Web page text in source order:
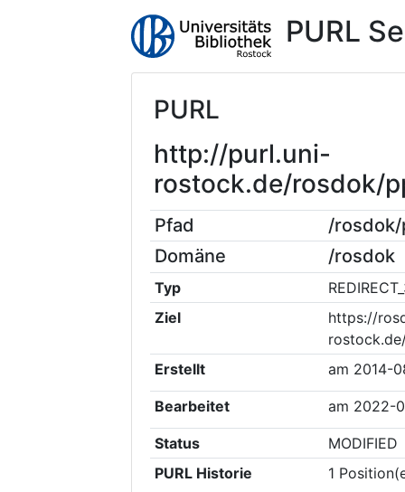
PURL
PURL
http://purl.uni-
rostock.de/rosdok/
Pfad
/
Domäne
/rosdok
Typ
Ziel
https://
Erstellt
am 2014-
Bearbeitet am 2022-
Status
MODIFIED
PURL Historie
1